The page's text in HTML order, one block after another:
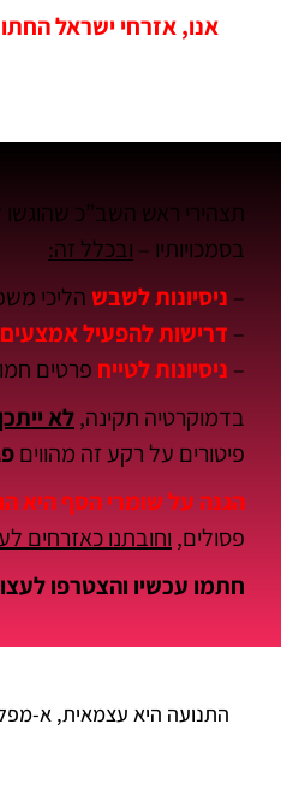
אנו, אזרחי ישראל
תצהירי ראש השב”כ
בסמכויותיו – ובכלל זה:
– ניסיונותלשבש הליכי
– דרישותלהפעיל אמצעים
– ניסיונות לטייח פרטים
בדמוקרטיה תקינה,לא ייתכן
פיטורים על רקע זה מהווים
הגנה על שומרי הסף היא
פסולים, וחובתנו כאזרחים
חתמו עכשיו והצטרפו
התנועה היא עצמאית, א-